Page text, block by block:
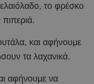
το φρέσκο
και αφήνουμε
τα λαχανικά.
αφήνουμε να